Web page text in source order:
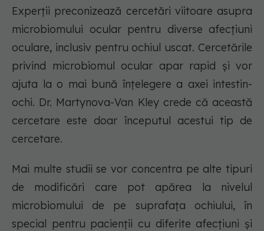
Experții preconizează cercetări viitoare asupra
microbiomului ocular pentru diverse afecțiuni
oculare, inclusiv pentru ochiul uscat. Cercetările
privind microbiomul ocular apar rapid și vor
ajuta la o mai bună înțelegere a axei intestin-
ochi. Dr. Martynova-Van Kley crede că această
cercetare este doar începutul acestui tip de
cercetare.
Mai multe studii se vor concentra pe alte tipuri
de modificări care pot apărea la nivelul
microbiomului de pe suprafața ochiului, în
special pentru pacienții cu diferite afecțiuni și